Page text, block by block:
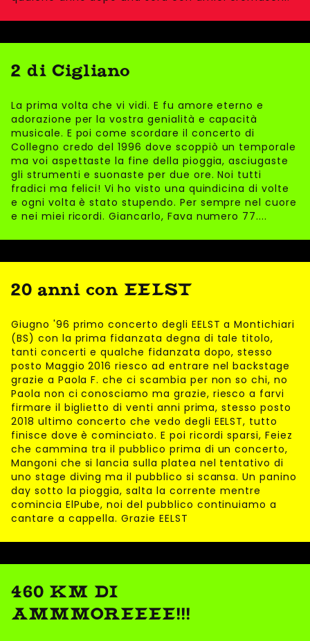
2 di Cigliano
La prima volta che vi vidi. E fu amore eterno e
adorazione per la vostra genialità e capacità
musicale. E poi come scordare il concerto di
Collegno credo del 1996 dove scoppiò un temporale
ma voi aspettaste la fine della pioggia, asciugaste
gli strumenti e suonaste per due ore. Noi tutti
fradici ma felici! Vi ho visto una quindicina di volte
e ogni volta è stato stupendo. Per sempre nel cuore
e nei miei ricordi. Giancarlo, Fava numero 77....
20 anni con EELST
Giugno '96 primo concerto degli EELST a Montichiari
(BS) con la prima fidanzata degna di tale titolo,
tanti concerti e qualche fidanzata dopo, stesso
posto Maggio 2016 riesco ad entrare nel backstage
grazie a Paola F. che ci scambia per non so chi, no
Paola non ci conosciamo ma grazie, riesco a farvi
firmare il biglietto di venti anni prima, stesso posto
2018 ultimo concerto che vedo degli EELST, tutto
finisce dove è cominciato. E poi ricordi sparsi, Feiez
che cammina tra il pubblico prima di un concerto,
Mangoni che si lancia sulla platea nel tentativo di
uno stage diving ma il pubblico si scansa. Un panino
day sotto la pioggia, salta la corrente mentre
comincia ElPube, noi del pubblico continuiamo a
cantare a cappella. Grazie EELST
460 KM DI
AMMMOREEEE!!!